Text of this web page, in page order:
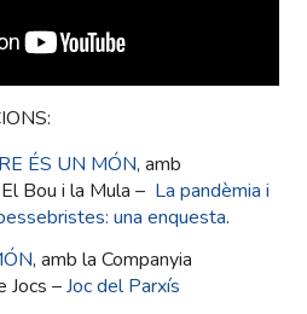
ÉS UN MÓN, amb
Bou i la Mula – La pandèmia i
una enquesta.
, amb la Companyia
Jocs –Joc del Parxís